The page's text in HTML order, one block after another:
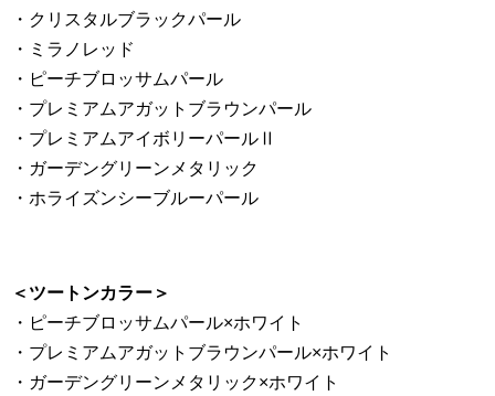
・クリスタルブラックパール
・ミラノレッド
・ピーチブロッサムパール
・プレミアムアガットブラウンパール
・プレミアムアイボリーパールⅡ
・ガーデングリーンメタリック
・ホライズンシーブルーパール
＜ツートンカラー＞
・ピーチブロッサムパール×ホワイト
・プレミアムアガットブラウンパール×ホワイト
・ガーデングリーンメタリック×ホワイト